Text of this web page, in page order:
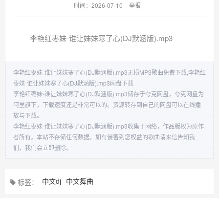
时间：2026-07-10 举报
李艳红枣妹-谁让妹妹寒了心(DJ默涵版).mp3
李艳红枣妹-谁让妹妹寒了心(DJ默涵版).mp3无损MP3歌曲免费下载,李艳红
枣妹-谁让妹妹寒了心(DJ默涵版).mp3网盘下载
李艳红枣妹-谁让妹妹寒了心(DJ默涵版).mp3储存于夸克网盘，夸克网盘为
阿里旗下，下载速度还是非常可以的。资源转存到自己的网盘可以在线播
放与下载。
李艳红枣妹-谁让妹妹寒了心(DJ默涵版).mp3收集于网络，作品版权为原作
者所有。本站不存储任何数据，如有侵害到您权益的歌曲请来信告知我
们，我们会立即删除。
标签： 中文dj 中文舞曲